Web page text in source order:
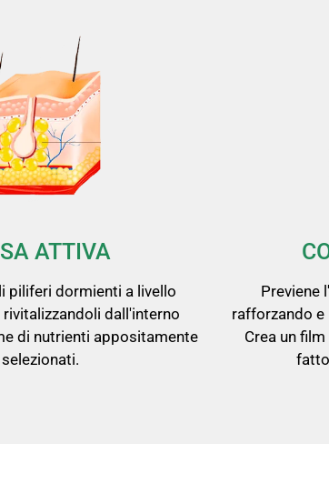
ATTIVA
piliferi dormienti a livello
dall'interno
di nutrienti appositamente
selezionati.
Previene
rafforzando
Crea un